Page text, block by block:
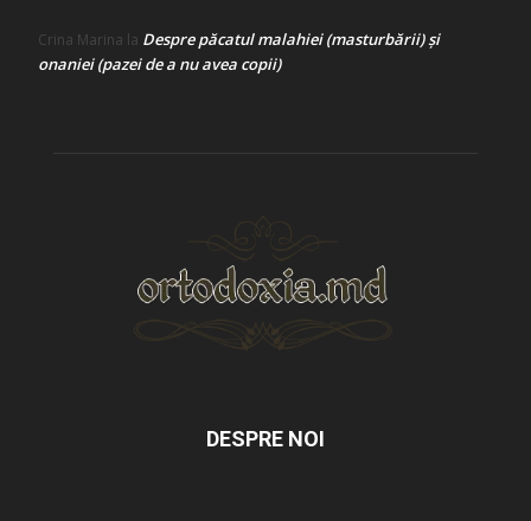
Crina Marina la Despre păcatul malahiei (masturbării) şi
onaniei (pazei de a nu avea copii)
DESPRE NOI